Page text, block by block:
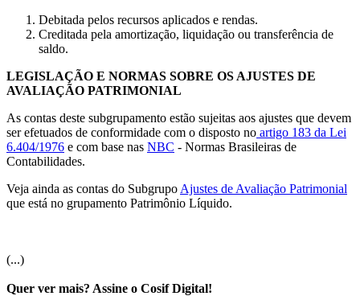
Debitada pelos recursos aplicados e rendas.
Creditada pela amortização, liquidação ou transferência de
saldo.
LEGISLAÇÃO E NORMAS SOBRE OS AJUSTES DE
AVALIAÇÃO PATRIMONIAL
As contas deste subgrupamento estão sujeitas aos ajustes que devem
ser efetuados de conformidade com o disposto no artigo 183 da Lei
6.404/1976 e com base nas NBC - Normas Brasileiras de
Contabilidades.
Veja ainda as contas do Subgrupo Ajustes de Avaliação Patrimonial
que está no grupamento Patrimônio Líquido.
(...)
Quer ver mais? Assine o Cosif Digital!